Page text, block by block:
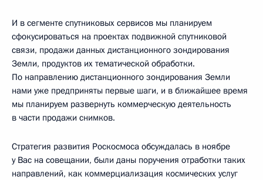
И в сегменте спутниковых сервисов мы планируем
сфокусироваться на проектах подвижной спутниковой
связи, продажи данных дистанционного зондирования
Земли, продуктов их тематической обработки.
По направлению дистанционного зондирования Земли
нами уже предприняты первые шаги, и в ближайшее время
мы планируем развернуть коммерческую деятельность
в части продажи снимков.
Стратегия развития Роскосмоса обсуждалась в ноябре
у Вас на совещании, были даны поручения отработки таких
направлений, как коммерциализация космических услуг